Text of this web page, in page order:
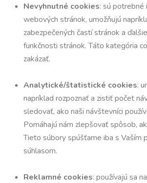
Nevyhnutné cookies: sú potrebné
webových stránok, umožňujú
zabezpečených častí stránok a
funkčnosti stránok. Táto kategória
zakázať.
Analytické/štatistické cookies:
napríklad rozpoznať a zistiť počet
sledovať, ako naši návštevníci
Pomáhajú nám zlepšovať spôsob,
Tieto súbory spúšťame iba s Vaším
súhlasom.
Reklamné cookies: používajú sa